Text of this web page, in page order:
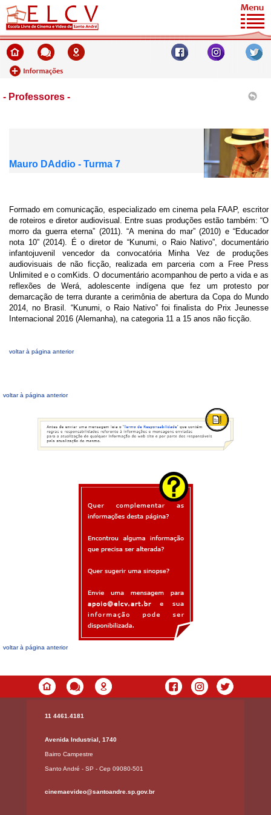
- Professores -
Mauro DAddio - Turma 7
Formado em comunicação, especializado em cinema pela FAAP, escritor
de roteiros e diretor audiovisual. Entre suas produções estão também: “O
morro da guerra eterna” (2011). “A menina do mar” (2010) e “Educador
nota 10” (2014). É o diretor de “Kunumi, o Raio Nativo”, documentário
infantojuvenil vencedor da convocatória Minha Vez de produções
audiovisuais de não ficção, realizada em parceria com a Free Press
Unlimited e o comKids. O documentário acompanhou de perto a vida e as
reflexões de Werá, adolescente indígena que fez um protesto por
demarcação de terra durante a cerimônia de abertura da Copa do Mundo
2014, no Brasil. “Kunumi, o Raio Nativo” foi finalista do Prix Jeunesse
Internacional 2016 (Alemanha), na categoria 11 a 15 anos não ficção.
voltar à página anterior
voltar à página anterior
voltar à página anterior
11 4461.4181
Avenida Industrial, 1740
Bairro Campestre
Santo André - SP - Cep 09080-501
cinemaevideo@santoandre.sp.gov.br